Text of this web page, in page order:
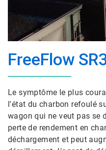
FreeFlow
Le symptôme le plus
l'état du charbon refoulé
wagon qui ne veut pas se
perte de rendement en
déchargement et peut